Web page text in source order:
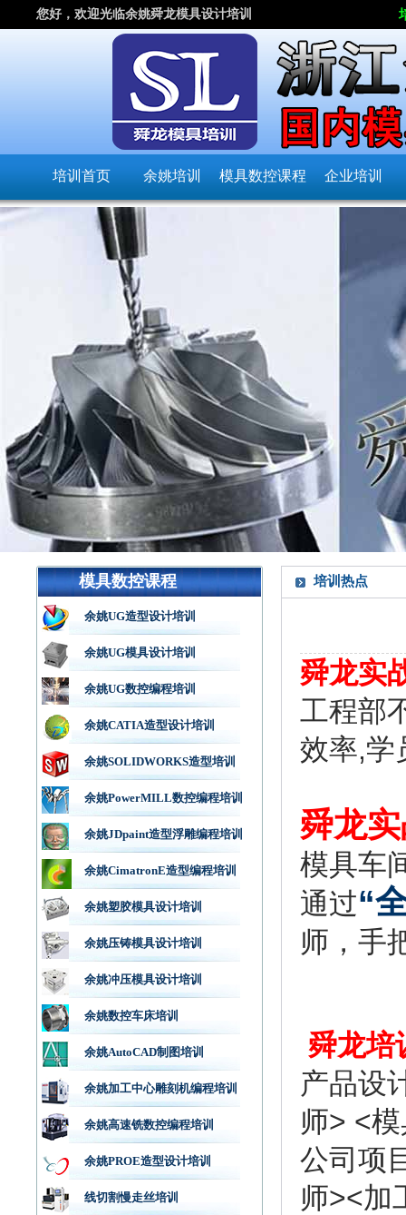
您好，欢迎光临余姚舜龙模具设计培训
培训首页 余姚培训 模具数控课程 企业培训
模具数控课程
余姚UG造型设计培训
余姚UG模具设计培训
余姚UG数控编程培训
余姚CATIA造型设计培训
余姚SOLIDWORKS造型培训
余姚PowerMILL数控编程培训
余姚JDpaint造型浮雕编程培训
余姚CimatronE造型编程培训
余姚塑胶模具设计培训
余姚压铸模具设计培训
余姚冲压模具设计培训
余姚数控车床培训
余姚AutoCAD制图培训
余姚加工中心雕刻机编程培训
余姚高速铣数控编程培训
余姚PROE造型设计培训
线切割慢走丝培训
培训热点
舜龙实
工程部
效率,学
舜龙
模具车
通过“
师，手
舜龙培
产品设
师> <
公司项
师><加